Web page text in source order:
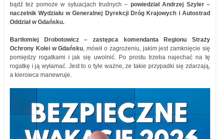
bądź też pomoże w sytuacjach trudnych – powiedział Andrzej Szyler –
naczelnik Wydziału w Generalnej Dyrekcji Dróg Krajowych i Autostrad
Oddział w Gdańsku.
Bartłomiej Drobotowicz – zastępca komendanta Regionu Straży
Ochrony Kolei w Gdańsku, mówił o zagrożeniu, jakim jest zamknięcie się
pomiędzy rogatkami i jak się uwolnić. Po prostu trzeba najechać na tę
rogatkę i ją wyłamać. Jest to o tyle ważne, ze takie przypadki się zdarzają,
a kierowca manewruje.